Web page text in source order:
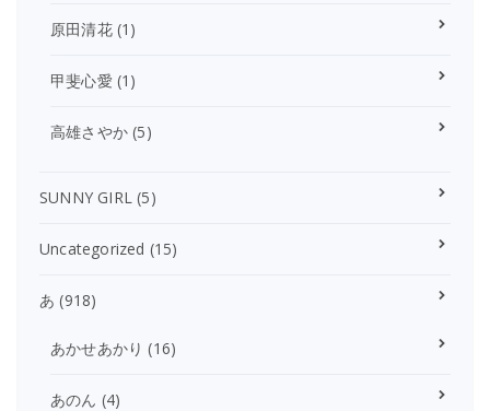
原田清花(1)
甲斐心愛 (1)
高雄さやか (5)
SUNNY GIRL (5)
Uncategorized (15)
あ (918)
あかせあかり (16)
あのん (4)